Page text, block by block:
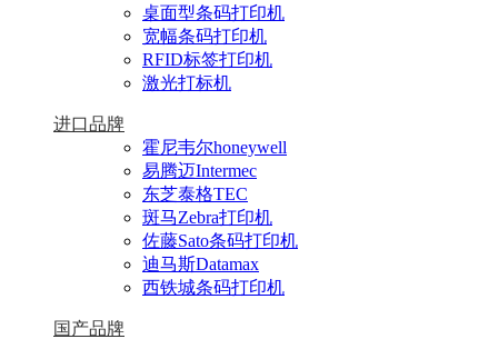
桌面型条码打印机
宽幅条码打印机
RFID标签打印机
激光打标机
进口品牌
霍尼韦尔honeywell
易腾迈Intermec
东芝泰格TEC
斑马Zebra打印机
佐藤Sato条码打印机
迪马斯Datamax
西铁城条码打印机
国产品牌